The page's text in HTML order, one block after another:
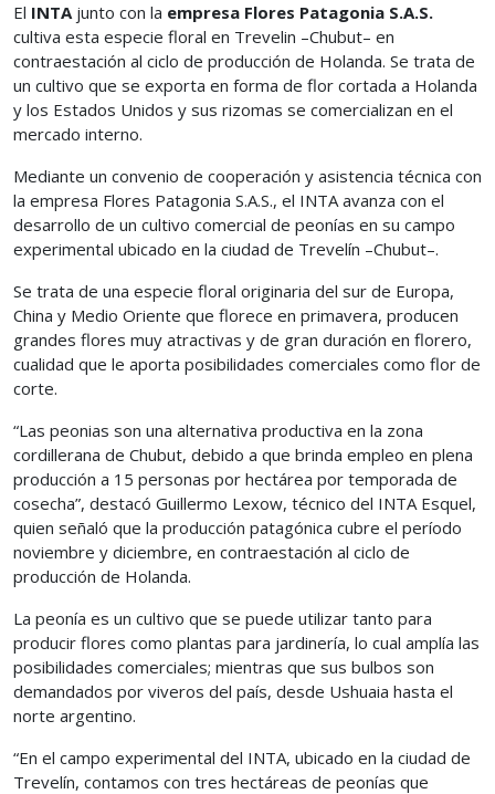
El INTAjunto con la empresa Flores Patagonia S.A.S.
cultiva esta especie floral en Trevelin –Chubut– en
contraestación al ciclo de producción de Holanda. Se trata de
un cultivo que se exporta en forma de flor cortada a Holanda
y los Estados Unidos y sus rizomas se comercializan en el
mercado interno.
Mediante un convenio de cooperación y asistencia técnica con
la empresa Flores Patagonia S.A.S., el INTA avanza con el
desarrollo de un cultivo comercial de peonías en su campo
experimental ubicado en la ciudad de Trevelín –Chubut–.
Se trata de una especie floral originaria del sur de Europa,
China y Medio Oriente que florece en primavera, producen
grandes flores muy atractivas y de gran duración en florero,
cualidad que le aporta posibilidades comerciales como flor de
corte.
“Las peonias son una alternativa productiva en la zona
cordillerana de Chubut, debido a que brinda empleo en plena
producción a 15 personas por hectárea por temporada de
cosecha”, destacó Guillermo Lexow, técnico del INTA Esquel,
quien señaló que la producción patagónica cubre el período
noviembre y diciembre, en contraestación al ciclo de
producción de Holanda.
La peonía es un cultivo que se puede utilizar tanto para
producir flores como plantas para jardinería, lo cual amplía las
posibilidades comerciales; mientras que sus bulbos son
demandados por viveros del país, desde Ushuaia hasta el
norte argentino.
“En el campo experimental del INTA, ubicado en la ciudad de
Trevelín, contamos con tres hectáreas de peonías que